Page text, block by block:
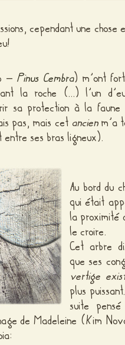
cependant une
– Pinus Cembra) m’ont
la roche (…) l’un
sa protection à la
pas, mais cet ancienm’a
ses bras ligneux).
Au bord du
qui était
la proximité
le croire.
Cet arbre
que ses
vertige
plus
suite
de Madeleine (Kim